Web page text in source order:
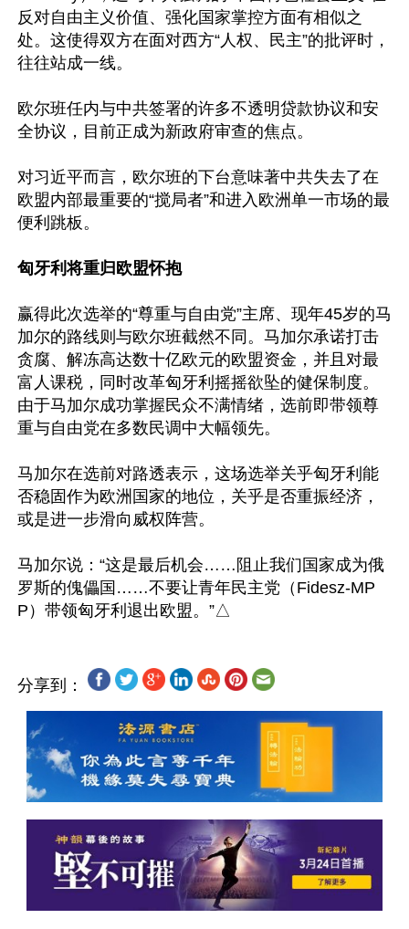
反对自由主义价值、强化国家掌控方面有相似之
处。这使得双方在面对西方“人权、民主”的批评时，
往往站成一线。
欧尔班任内与中共签署的许多不透明贷款协议和安
全协议，目前正成为新政府审查的焦点。
对习近平而言，欧尔班的下台意味著中共失去了在
欧盟内部最重要的“搅局者”和进入欧洲单一市场的最
便利跳板。
匈牙利将重归欧盟怀抱
赢得此次选举的“尊重与自由党”主席、现年45岁的马
加尔的路线则与欧尔班截然不同。马加尔承诺打击
贪腐、解冻高达数十亿欧元的欧盟资金，并且对最
富人课税，同时改革匈牙利摇摇欲坠的健保制度。
由于马加尔成功掌握民众不满情绪，选前即带领尊
重与自由党在多数民调中大幅领先。
马加尔在选前对路透表示，这场选举关乎匈牙利能
否稳固作为欧洲国家的地位，关乎是否重振经济，
或是进一步滑向威权阵营。
马加尔说：“这是最后机会……阻止我们国家成为俄
罗斯的傀儡国……不要让青年民主党（Fidesz-MP
分享到：